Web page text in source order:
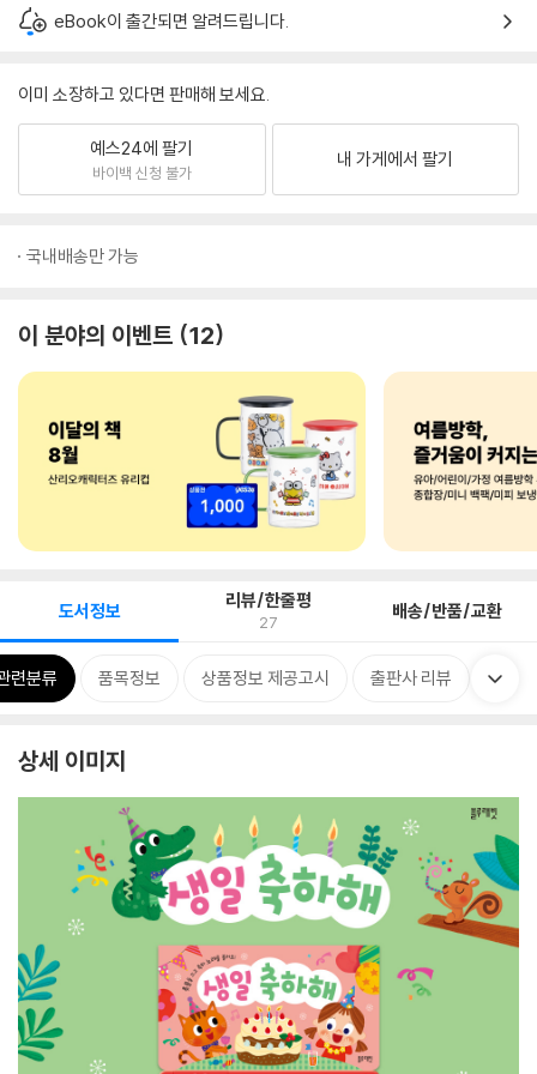
eBook이 출간되면 알려드립니다.
이미 소장하고 있다면 판매해 보세요.
예스24에 팔기
바이백 신청 불가
내 가게에서 팔기
국내배송만 가능
이 분야의 이벤트 12
도서정보 리뷰/한줄평
27 배송/반품/교환
련분류 품목정보 상품정보 제공고시 출판사 리뷰
상세 이미지